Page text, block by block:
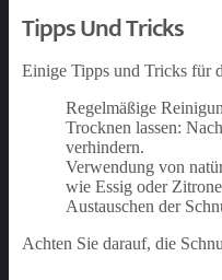
Tipps Und Tricks
Einige Tipps und Tricks für
Regelmäßige
Trocknen lassen:
verhindern.
Verwendung von
wie Essig oder
Austauschen der
Achten Sie darauf, die